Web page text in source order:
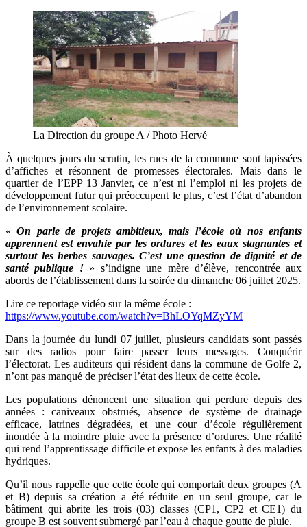
La Direction du groupe A / Photo Hervé
À quelques jours du scrutin, les rues de la commune sont tapissées
d’affiches et résonnent de promesses électorales. Mais dans le
quartier de l’EPP 13 Janvier, ce n’est ni l’emploi ni les projets de
développement futur qui préoccupent le plus, c’est l’état d’abandon
de l’environnement scolaire.
«On parle de projets ambitieux, mais l’école où nos enfants
apprennent est envahie par les ordures et les eaux stagnantes et
surtout les herbes sauvages. C’est une question de dignité et de
santé publique !» s’indigne une mère d’élève, rencontrée aux
abords de l’établissement dans la soirée du dimanche 06 juillet 2025.
Lire ce reportage vidéo sur la même école :
https://www.youtube.com/watch?v=BhLOYqMZyYM
Dans la journée du lundi 07 juillet, plusieurs candidats sont passés
sur des radios pour faire passer leurs messages. Conquérir
l’électorat. Les auditeurs qui résident dans la commune de Golfe 2,
n’ont pas manqué de préciser l’état des lieux de cette école.
Les populations dénoncent une situation qui perdure depuis des
années : caniveaux obstrués, absence de système de drainage
efficace, latrines dégradées, et une cour d’école régulièrement
inondée à la moindre pluie avec la présence d’ordures. Une réalité
qui rend l’apprentissage difficile et expose les enfants à des maladies
hydriques.
Qu’il nous rappelle que cette école qui comportait deux groupes (A
et B) depuis sa création a été réduite en un seul groupe, car le
bâtiment qui abrite les trois (03) classes (CP1, CP2 et CE1) du
groupe B est souvent submergé par l’eau à chaque goutte de pluie.